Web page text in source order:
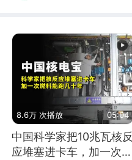
8.6万 次播放 05:04
中国科学家把10兆瓦核反
应堆塞进卡车，加一次燃